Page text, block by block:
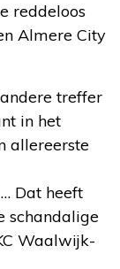
reddeloos
Almere City
treffer
in het
allereerste
Dat heeft
schandalige
Waalwijk-